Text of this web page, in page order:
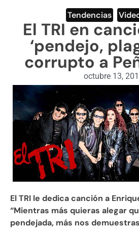
ENGLISH
VIDEOS
Tendencias
El TRI en
‘pendejo,
corrupto a
octubre 13,
El TRI le dedica canción a
“Mientras más quieras alegar
pendejada, más nos